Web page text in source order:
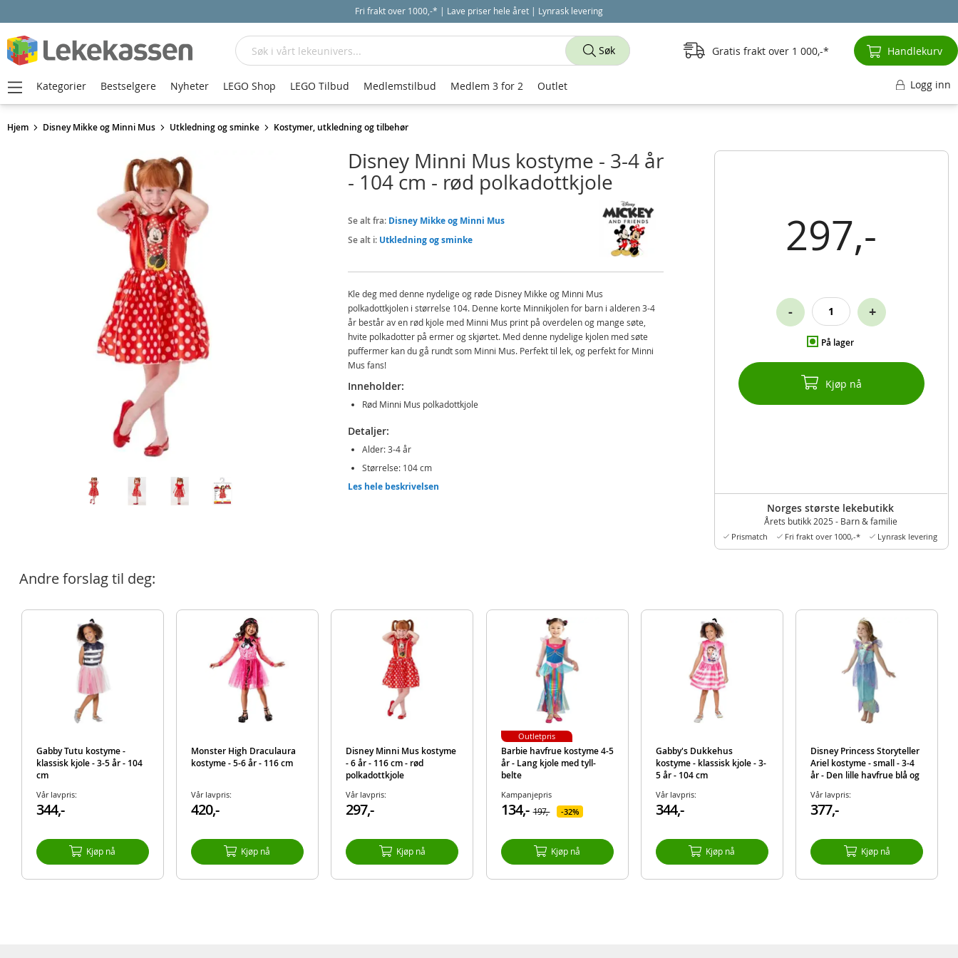
Fri frakt over 1000,-* | Lave priser hele året | Lynrask levering
Hjem Disney Mikke og Minni Mus Utkledning og sminke Kostymer, utkledning og tilbehør
297,-
På lager
- +
Kjøp nå
Norges største lekebutikk
Årets butikk 2025 - Barn & familie
Prismatch Fri frakt over 1000,-* Lynrask levering
Disney Minni Mus kostyme - 3-4 år
- 104 cm - rød polkadottkjole
Se alt fra: Disney Mikke og Minni Mus
Se alt i: Utkledning og sminke
Kle deg med denne nydelige og røde Disney Mikke og Minni Mus
polkadottkjolen i størrelse 104. Denne korte Minnikjolen for barn i alderen 3-4
år består av en rød kjole med Minni Mus print på overdelen og mange søte,
hvite polkadotter på ermer og skjørtet. Med denne nydelige kjolen med søte
puffermer kan du gå rundt som Minni Mus. Perfekt til lek, og perfekt for Minni
Mus fans!
Inneholder:
Rød Minni Mus polkadottkjole
Detaljer:
Alder: 3-4 år
Størrelse: 104 cm
Materiale: polyester
Les hele beskrivelsen
Andre forslag til deg:
Gabby Tutu kostyme -
klassisk kjole - 3-5 år - 104
cm
Vår lavpris:
344,-
Kjøp nå
Monster High Draculaura
kostyme - 5-6 år - 116 cm
Vår lavpris:
420,-
Kjøp nå
Disney Minni Mus kostyme
- 6 år - 116 cm - rød
polkadottkjole
Vår lavpris:
297,-
Kjøp nå
Barbie havfrue kostyme 4-5
år - Lang kjole med tyll-
belte
Kampanjepris
134,- 197,- 32%
Kjøp nå
Outletpris
Gabby's Dukkehus
kostyme - klassisk kjole - 3-
5 år - 104 cm
Vår lavpris:
344,-
Kjøp nå
Disney Princess Storyteller
Ariel kostyme - small - 3-4
år - Den lille havfrue blå og
Vår lavpris:
377,-
Kjøp nå
Søk
Søk Gratis frakt over 1 000,- Handlekurv
Kategorier Bestselgere Nyheter LEGO Shop LEGO Tilbud Medlemstilbud Medlem 3 for 2 Outlet Logg inn